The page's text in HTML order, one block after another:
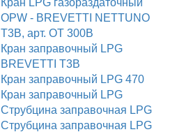
Кран LPG газораздаточный
OPW - BREVETTI NETTUNO
T3B, арт. OT 300B
Кран заправочный LPG
BREVETTI T3В
Кран заправочный LPG 470
Кран заправочный LPG
Струбцина заправочная LPG
Струбцина заправочная LPG